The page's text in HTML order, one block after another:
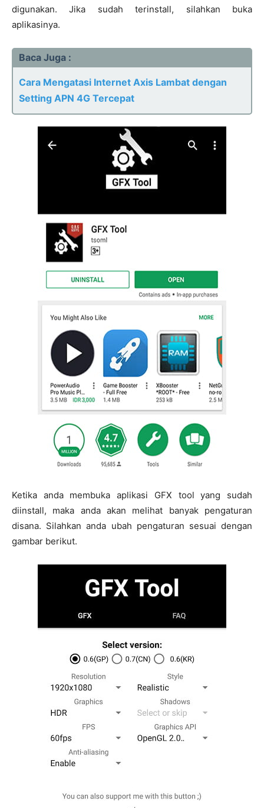
digunakan. Jika sudah terinstall, silahkan buka
aplikasinya.
Baca Juga :
Cara Mengatasi Internet Axis Lambat dengan
Setting APN 4G Tercepat
Ketika anda membuka aplikasi GFX tool yang sudah
diinstall, maka anda akan melihat banyak pengaturan
disana. Silahkan anda ubah pengaturan sesuai dengan
gambar berikut.